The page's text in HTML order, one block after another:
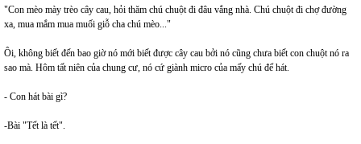
"Con mèo mày trèo cây cau, hỏi thăm chú chuột đi đâu vắng nhà. Chú chuột đi chợ đường
xa, mua mắm mua muối giỗ cha chú mèo..."
Ôi, không biết đến bao giờ nó mới biết được cây cau bởi nó cũng chưa biết con chuột nó ra
sao mà. Hôm tất niên của chung cư, nó cứ giành micro của mấy chú để hát.
- Con hát bài gì?
-Bài "Tết là tết".